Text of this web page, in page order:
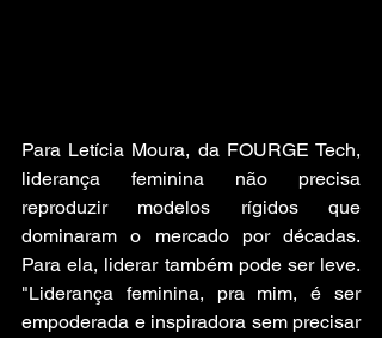
Para Letícia Moura, da FOURGE Tech,
liderança feminina não precisa
reproduzir modelos rígidos que
dominaram o mercado por décadas.
Para ela, liderar também pode ser leve.
"Liderança feminina, pra mim, é ser
empoderada e inspiradora sem precisar